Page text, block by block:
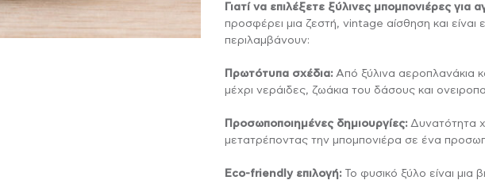
ΦΤΙΆΞΕ ΤΑ ΔΙΚΆ ΣΟΥ
ΞΎΛΙΝΑ ΜΠΡΕΛΌΚ
FOREVER ROSES
ΦΤΙΆΞΕ ΤΟ ΔΙΚΌ ΣΟΥ
ΦΩΤΙΣΤΙΚΌ LED
ΑΤΖΈΝΤΑ
ΔΙΑΦΗΜΙΣΤΙΚΆ
ΦΩΤΙΣΤΙΚΆ
ΔΙΑΦΗΜΙΣΤΙΚΆ ΔΏΡΑ
Γιατί να επιλέξετε ξύλινες μπομπονιέρες για
προσφέρει μια ζεστή, vintage αίσθηση και είναι
περιλαμβάνουν:
Πρωτότυπα σχέδια: Από ξύλινα αεροπλανάκια
μέχρι νεράιδες, ζωάκια του δάσους και
Προσωποποιημένες δημιουργίες: Δυνατότητα
μετατρέποντας την μπομπονιέρα σε ένα
Eco-friendly επιλογή: Το φυσικό ξύλο είναι μια